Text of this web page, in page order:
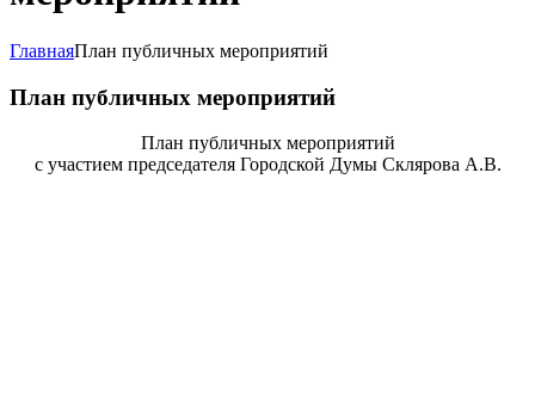
ГлавнаяПлан публичных мероприятий
План публичных мероприятий
План публичных мероприятий
с участием председателя Городской Думы Склярова А.В.